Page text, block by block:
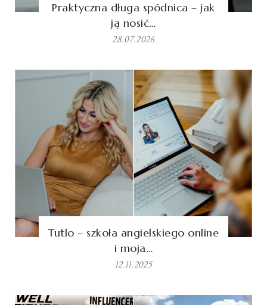
Praktyczna długa spódnica – jak
ją nosić…
28.07.2026
Tutlo – szkoła angielskiego online
i moja…
12.11.2025